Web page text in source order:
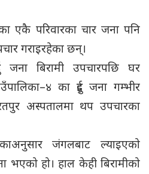
एकै परिवारका चार जना पनि
गराइरहेका छन्।
बिरामी उपचारपछि घर
का दुई जना गम्भीर
अस्पतालमा थप उपचारका
जंगलबाट ल्याइएको
भएको हो। हाल केही बिरामीको